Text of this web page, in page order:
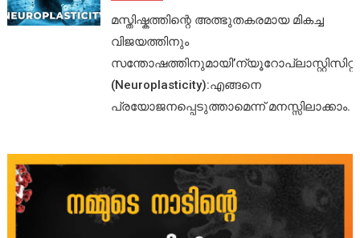
മസ്തിഷ്കത്തിന്റെ അത്ഭുതകരമായ മികച്ച
വിജയത്തിനും
സന്തോഷത്തിനുമായി’ന്യൂറോപ്ലാസ്റ്റിസിറ്റി’
(Neuroplasticity):എങ്ങനെ
പ്രയോജനപ്പെടുത്താമെന്ന് മനസ്സിലാക്കാം.